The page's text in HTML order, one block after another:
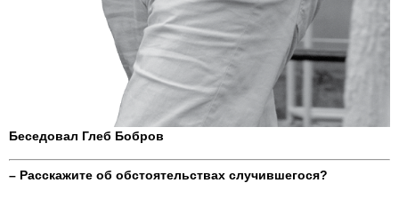
Беседовал Глеб Бобров
– Расскажите об обстоятельствах случившегося?